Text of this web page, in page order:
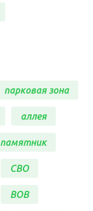
парковая зона
аллея
памятник
СВО
ВОВ